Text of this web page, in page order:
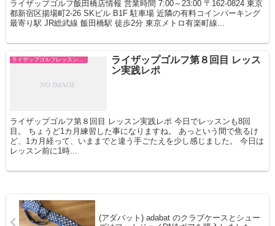
ライザップゴルフ飯田橋店情報 営業時間 7:00～23:00 〒162-0824 東京
都新宿区揚場町2-26 SKビル B1F 駐車場 近隣の有料コインパーキング
最寄り駅 JR総武線 飯田橋駅 徒歩2分 東京メトロ有楽町線...
ライザップゴルフレッスン スコアコミット
ライザップゴルフ第８回目 レッス
ン実践レポ
ライザップゴルフ第８回目 レッスン実践レポ 今日でレッスンも8回
目。 ちょうど1カ月練習した事になりますね。 あっという間で焦るけ
ど、1カ月経って、いままでと違う手ごたえを少し感じました。 今日は
レッスン前に1時...
(アダバット) adabat のクラブケースとシュー